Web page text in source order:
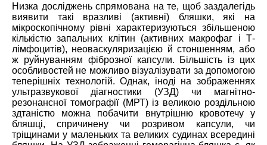
Низка досліджень спрямована на те, щоб заздалегідь
виявити такі вразливі (активні) бляшки, які на
мікроскопічному рівні характеризуються збільшеною
кількістю запальних клітин (активних макрофаг і Т-
лімфоцитів), неоваскуляризацією й стоншенням, або
ж руйнуванням фіброзної капсули. Більшість із цих
особливостей не можливо візуалізувати за допомогою
теперішніх технологій. Однак, іноді на зображеннях
ультразвукової діагностики (УЗД) чи магнітно-
резонансної томографії (МРТ) із великою роздільною
здтаністю можна побачити внутрішню кровотечу у
бляшці, спричинену чи розривом капсули, чи
тріщинами у маленьких та великих судинах всередині